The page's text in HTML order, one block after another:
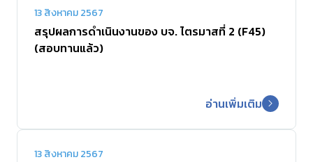
ข่าวสารและกิจกรรม
13 สิงหาคม 2567
สรุปผลการดำเนินงานของ บจ. ไตรมาสที่ 2 (F45)
(สอบทานแล้ว)
อ่านเพิ่มเติม
13 สิงหาคม 2567